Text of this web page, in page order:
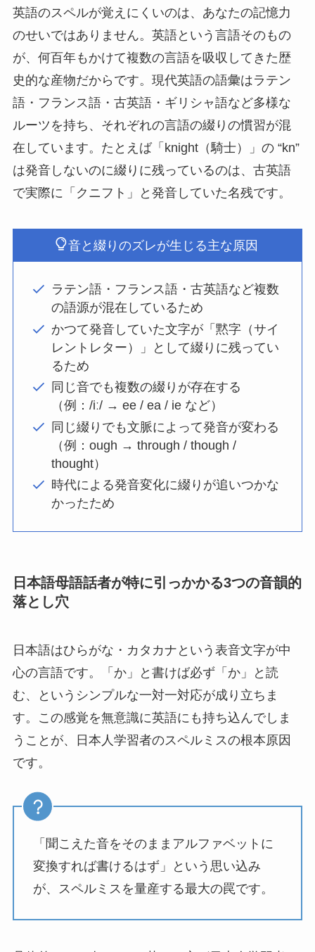
英語のスペルが覚えにくいのは、あなたの記憶力
のせいではありません。英語という言語そのもの
が、何百年もかけて複数の言語を吸収してきた歴
史的な産物だからです。現代英語の語彙はラテン
語・フランス語・古英語・ギリシャ語など多様な
ルーツを持ち、それぞれの言語の綴りの慣習が混
在しています。たとえば「knight（騎士）」の “kn”
は発音しないのに綴りに残っているのは、古英語
で実際に「クニフト」と発音していた名残です。
音と綴りのズレが生じる主な原因
ラテン語・フランス語・古英語など複数
の語源が混在しているため
かつて発音していた文字が「黙字（サイ
レントレター）」として綴りに残ってい
るため
同じ音でも複数の綴りが存在する
（例：/iː/ → ee / ea / ie など）
同じ綴りでも文脈によって発音が変わる
（例：ough → through / though /
thought）
時代による発音変化に綴りが追いつかな
かったため
日本語母語話者が特に引っかかる3つの音韻的
落とし穴
日本語はひらがな・カタカナという表音文字が中
心の言語です。「か」と書けば必ず「か」と読
む、というシンプルな一対一対応が成り立ちま
す。この感覚を無意識に英語にも持ち込んでしま
うことが、日本人学習者のスペルミスの根本原因
です。
「聞こえた音をそのままアルファベットに
変換すれば書けるはず」という思い込み
が、スペルミスを量産する最大の罠です。